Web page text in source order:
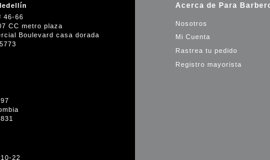
46-66
CC metro plaza
Boulevard casa dorada
22
Acerca de Para
Nosotros
Mi Cuenta
Rastrea tu pedido
Registro mayorista